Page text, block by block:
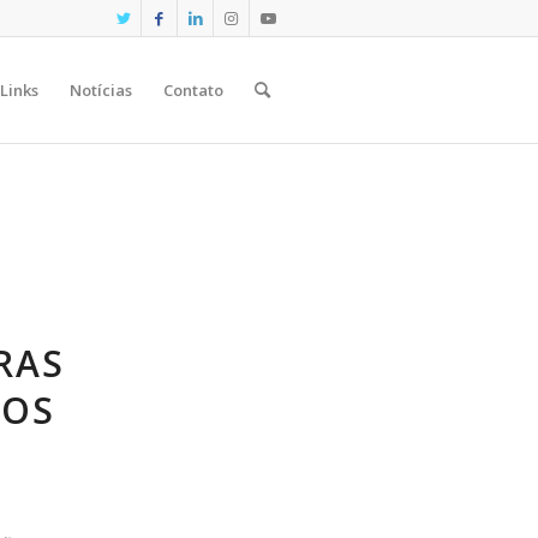
Links Notícias Contato